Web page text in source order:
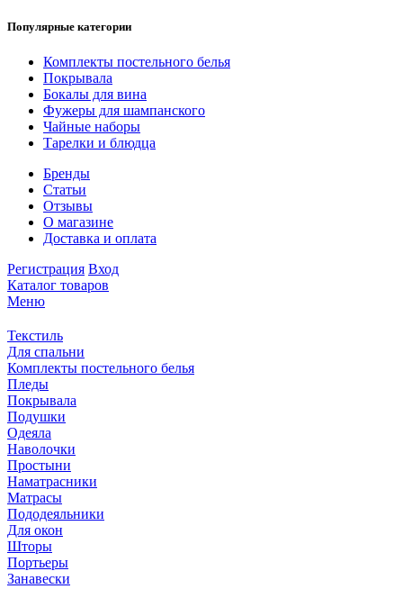
Популярные категории
Комплекты постельного белья
Покрывала
Бокалы для вина
Фужеры для шампанского
Чайные наборы
Тарелки и блюдца
Бренды
Статьи
Отзывы
О магазине
Доставка и оплата
Регистрация Вход
Каталог товаров
Меню
Текстиль
Для спальни
Комплекты постельного белья
Пледы
Покрывала
Подушки
Одеяла
Наволочки
Простыни
Наматрасники
Матрасы
Пододеяльники
Для окон
Шторы
Портьеры
Занавески